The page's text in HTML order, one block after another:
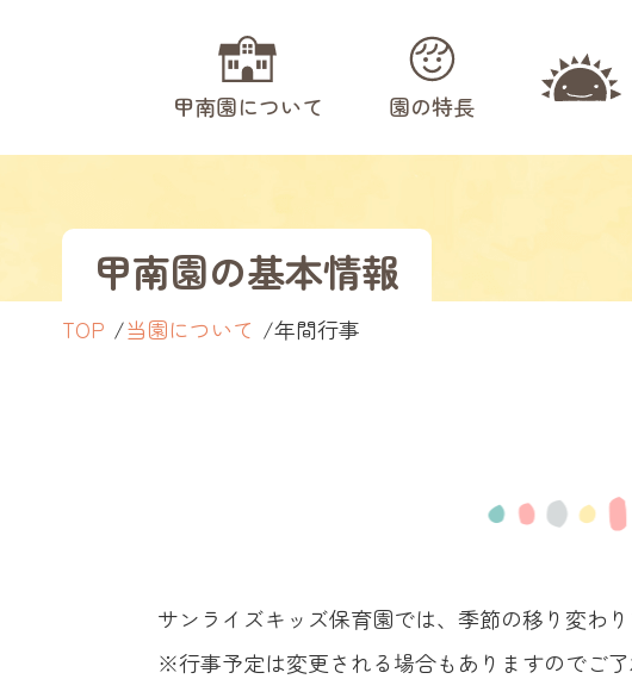
甲南園について 園の特長
甲南園の基本情報
TOP 当園について 年間行事
サンライズキッズ保育園では、季節の移り変わ
※行事予定は変更される場合もありますのでご了